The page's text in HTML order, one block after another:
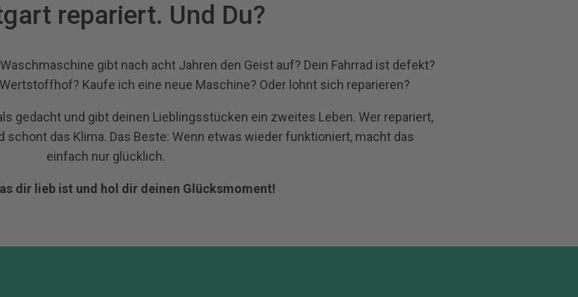
repariert. Und Du?
gibt nach acht Jahren den Geist auf? Dein Fahrrad ist defekt?
Kaufe ich eine neue Maschine? Oder lohnt sich reparieren?
gedacht und gibt deinen Lieblingsstücken ein zweites Leben. Wer repariert,
schont das Klima. Das Beste: Wenn etwas wieder funktioniert, macht das
einfach nur glücklich.
dir lieb ist und hol dir deinen Glücksmoment!